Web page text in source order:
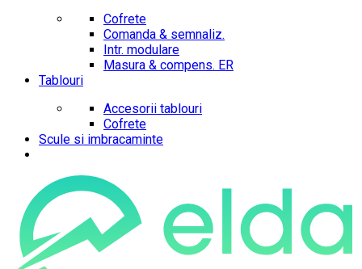
Cofrete
Comanda & semnaliz.
Intr. modulare
Masura & compens. ER
Tablouri
Accesorii tablouri
Cofrete
Scule si imbracaminte